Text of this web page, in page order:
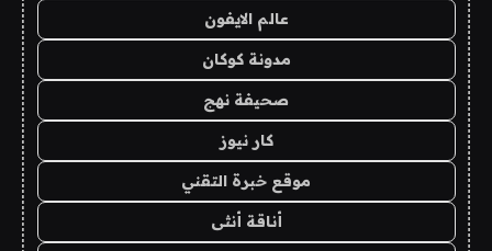
عالم الايفون
مدونة كوكان
صحيفة نهج
كار نيوز
موقع خبرة التقني
أناقة أنثى